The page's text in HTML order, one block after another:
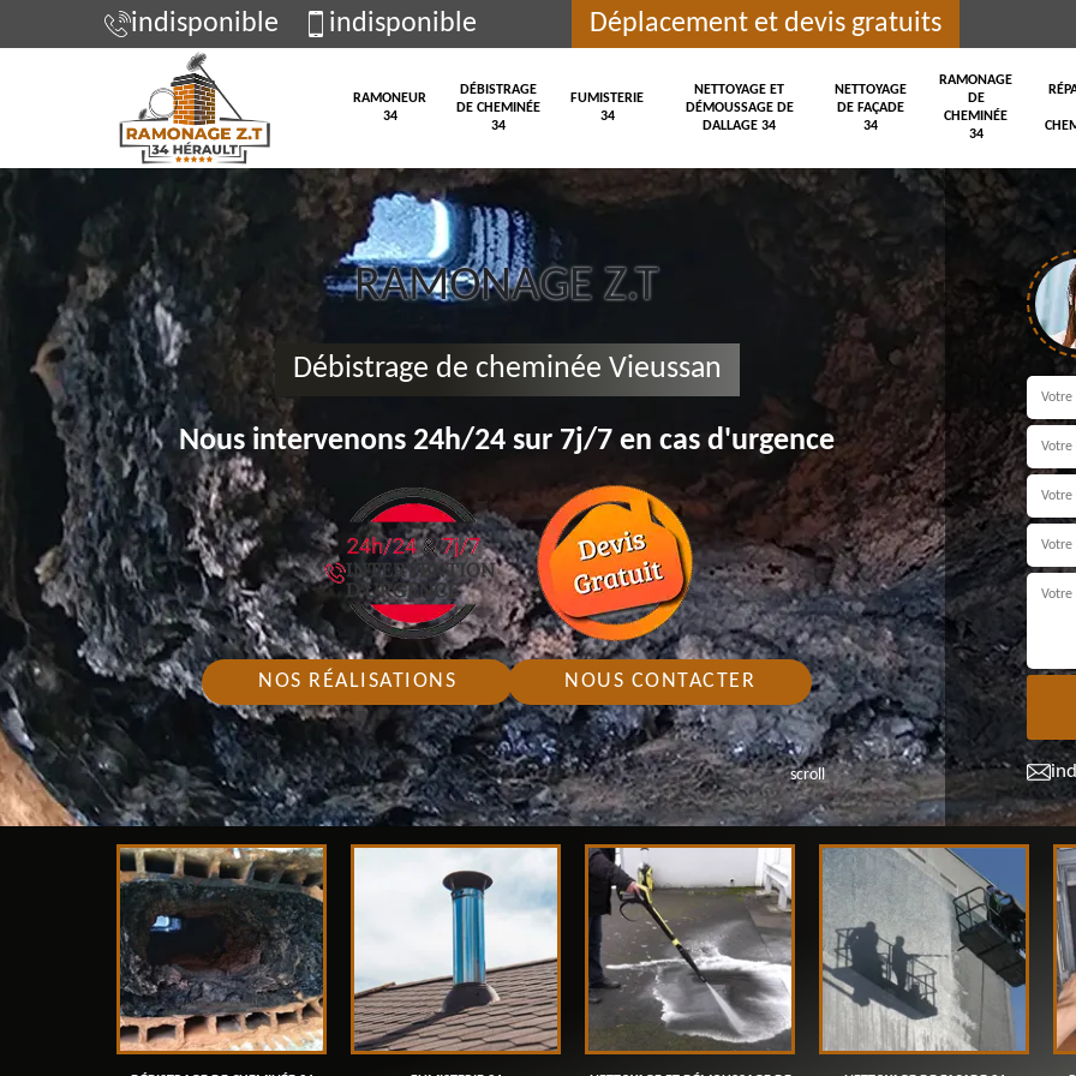
indisponible indisponible Déplacement et devis gratuits
RAMONEUR
34
DÉBISTRAGE
DE CHEMINÉE
34
FUMISTERIE
34
NETTOYAGE ET
DÉMOUSSAGE DE
DALLAGE 34
NETTOYAGE
DE FAÇADE
34
RAMONAGE
DE
CHEMINÉE
34
scroll
RAMONAGE Z.T
Débistrage de cheminée Vieussan
Nous intervenons 24h/24 sur 7j/7 en cas d'urgence
NOS RÉALISATIONS NOUS CONTACTER